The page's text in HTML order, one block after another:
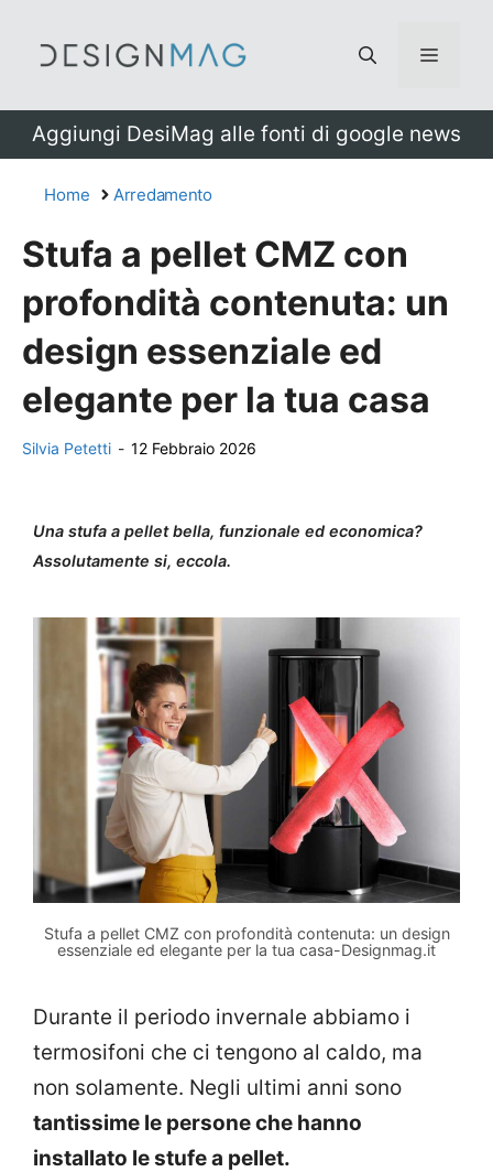
Menu
Aggiungi DesiMag alle fonti di google news
Home Arredamento
Stufa a pellet CMZ con
profondità contenuta: un
design essenziale ed
elegante per la tua casa
Silvia Petetti - 12 Febbraio 2026
Una stufa a pellet bella, funzionale ed economica?
Assolutamente si, eccola.
Stufa a pellet CMZ con profondità contenuta: un design
essenziale ed elegante per la tua casa-Designmag.it
Durante il periodo invernale abbiamo i
termosifoni che ci tengono al caldo, ma
non solamente. Negli ultimi anni sono
tantissime le persone che hanno
installato le stufe a pellet.